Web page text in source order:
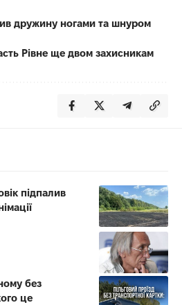
дружину ногами та шнуром
Рівне ще двом захисникам
підпалив
без
це